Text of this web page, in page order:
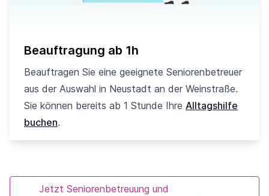
Beauftragung ab 1h
Beauftragen Sie eine geeignete Seniorenbetreuer
aus der Auswahl in Neustadt an der Weinstraße.
Sie können bereits ab 1 Stunde Ihre Alltagshilfe
buchen.
Jetzt Seniorenbetreuung und